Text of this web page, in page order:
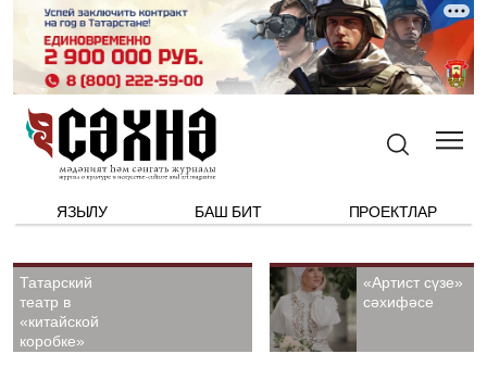
ЯЗЫЛУ БАШ БИТ ПРОЕКТЛАР
Татарский
театр в
«китайской
коробке»
«Артист сүзе»
сәхифәсе